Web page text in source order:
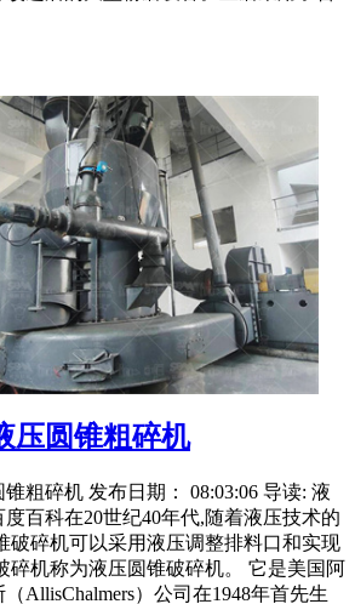
压圆锥粗碎机
粗碎机 发布日期： 08:03:06 导读: 液
百科在20世纪40年代,随着液压技术的
破碎机可以采用液压调整排料口和实现
碎机称为液压圆锥破碎机。 它是美国阿
AllisChalmers）公司在1948年首先生